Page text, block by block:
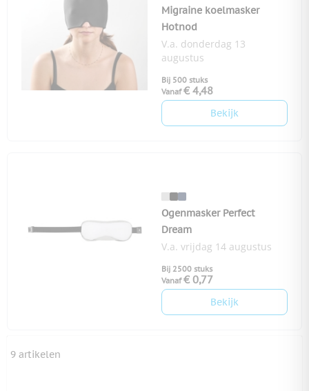
Migraine koelmasker
Hotnod
V.a. donderdag 13
augustus
Bij 500 stuks
Vanaf € 4,48
Bekijk
Ogenmasker Perfect
Dream
V.a. vrijdag 14 augustus
Bij 2500 stuks
Vanaf € 0,77
Bekijk
9 artikelen